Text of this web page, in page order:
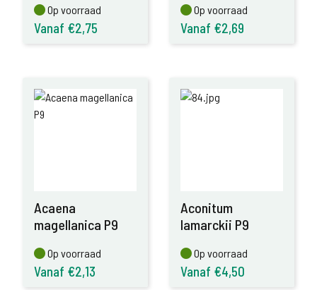
Op voorraad
Op voorraad
Vanaf €2,75
Op voorraad
Op voorraad
Vanaf €2,69
Acaena
magellanica P9
Op voorraad
Op voorraad
Vanaf €2,13
Aconitum
lamarckii P9
Op voorraad
Op voorraad
Vanaf €4,50